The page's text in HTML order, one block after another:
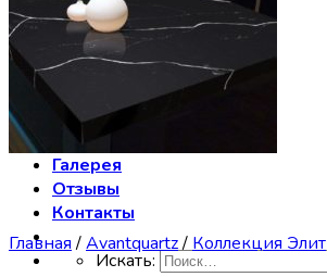
Symphony
Technistone
Vicostone
Заказать столешницу
Производство
Сервис
Галерея
Отзывы
Контакты
Искать:
Главная /Avantquartz/ Коллекция Элит